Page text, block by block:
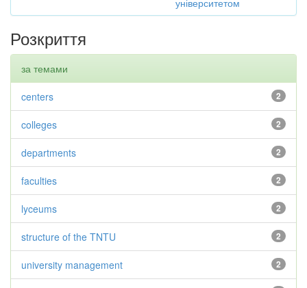
університетом
Розкриття
за темами
2
centers
2
colleges
2
departments
2
faculties
2
lyceums
2
structure of the TNTU
2
university management